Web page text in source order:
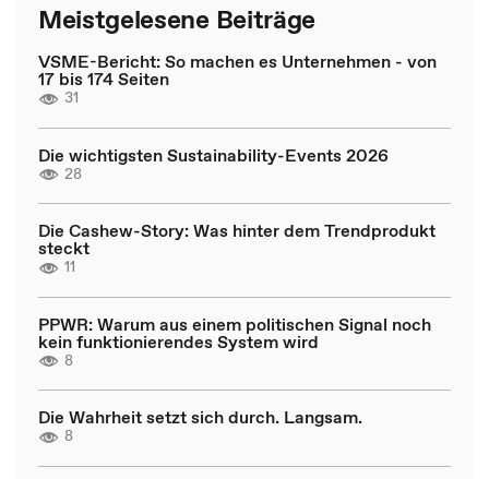
Meistgelesene Beiträge
VSME-Bericht: So machen es Unternehmen - von
17 bis 174 Seiten
31
Die wichtigsten Sustainability-Events 2026
28
Die Cashew-Story: Was hinter dem Trendprodukt
steckt
11
PPWR: Warum aus einem politischen Signal noch
kein funktionierendes System wird
8
Die Wahrheit setzt sich durch. Langsam.
8